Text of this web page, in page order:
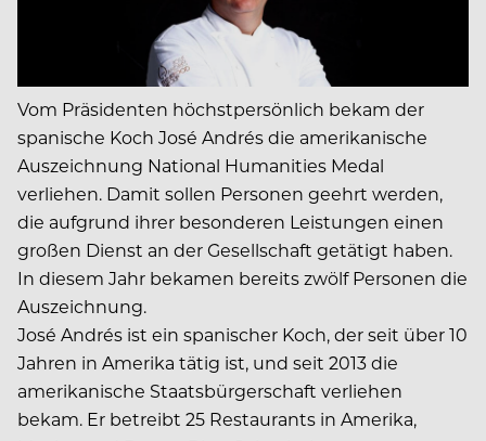
Vom Präsidenten höchstpersönlich bekam der
spanische Koch José Andrés die amerikanische
Auszeichnung National Humanities Medal
verliehen. Damit sollen Personen geehrt werden,
die aufgrund ihrer besonderen Leistungen einen
großen Dienst an der Gesellschaft getätigt haben.
In diesem Jahr bekamen bereits zwölf Personen die
Auszeichnung.
José Andrés ist ein spanischer Koch, der seit über 10
Jahren in Amerika tätig ist, und seit 2013 die
amerikanische Staatsbürgerschaft verliehen
bekam. Er betreibt 25 Restaurants in Amerika,